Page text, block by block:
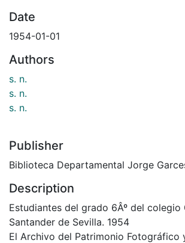
Date
1954-01-01
Authors
s. n.
s. n.
s. n.
Publisher
Biblioteca Departamental Jorge
Description
Estudiantes del grado 6Âº del colegio
Santander de Sevilla. 1954
El Archivo del Patrimonio Fotográfico